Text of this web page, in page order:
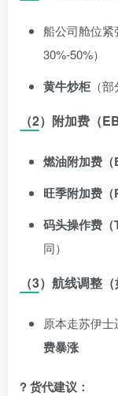
船公司舱位紧
30%-50%）
黄牛炒柜（部
（2）附加费（
燃油附加费（
旺季附加费（
码头操作费（
同）
（3）航线调整
原本走苏伊士
费暴涨
? 货代建议：